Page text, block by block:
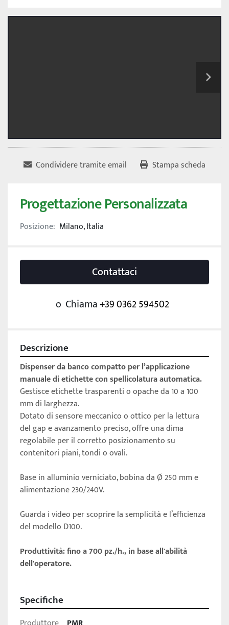
Condividere tramite email Stampa scheda
Progettazione Personalizzata
Posizione: Milano, Italia
Contattaci
o Chiama+39 0362 594502
Descrizione
Dispenser da banco compatto per l’applicazione
manuale di etichette con spellicolatura automatica.
Gestisce etichette trasparenti o opache da 10 a 100
mm di larghezza.
Dotato di sensore meccanico o ottico per la lettura
del gap e avanzamento preciso, offre una dima
regolabile per il corretto posizionamento su
contenitori piani, tondi o ovali.
Base in alluminio verniciato, bobina da Ø 250 mm e
alimentazione 230/240V.
Guarda i video per scoprire la semplicità e l’efficienza
del modello D100.
Produttività: fino a 700 pz./h., in base all'abilità
dell'operatore.
Specifiche